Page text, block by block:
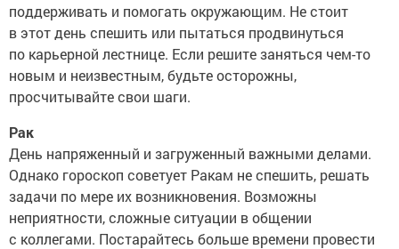
поддерживать и помогать окружающим. Не стоит
в этот день спешить или пытаться продвинуться
по карьерной лестнице. Если решите заняться чем-то
новым и неизвестным, будьте осторожны,
просчитывайте свои шаги.
Рак
День напряженный и загруженный важными делами.
Однако гороскоп советует Ракам не спешить, решать
задачи по мере их возникновения. Возможны
неприятности, сложные ситуации в общении
с коллегами. Постарайтесь больше времени провести